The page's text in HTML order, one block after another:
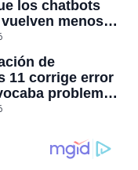
únicos o
especiales a
los chatbots
menos
mientras más
con ellos:
confiabilidad
de
11 corrige error
problemas
PC: los
desde 2023